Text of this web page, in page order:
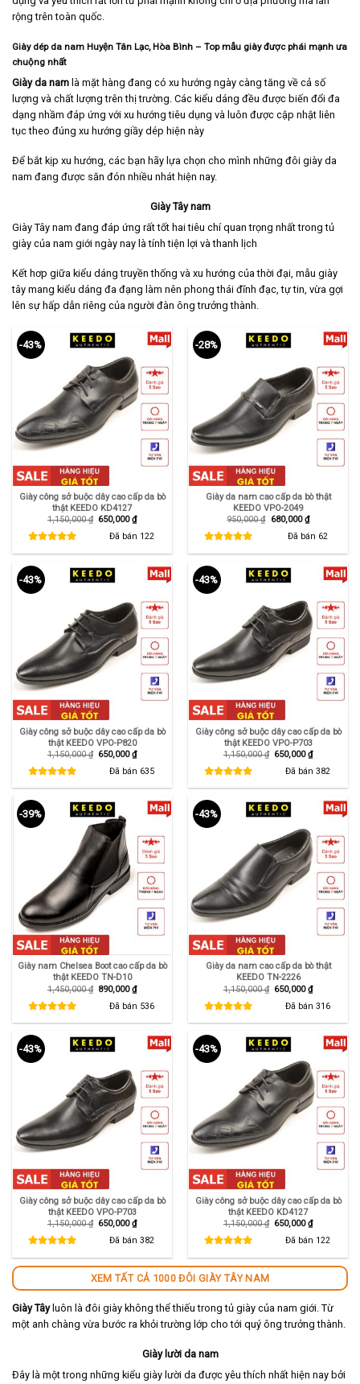
rộng trên toàn quốc.
Giày dép da nam Huyện Tân Lạc, Hòa Bình – Top mẫu giày được phái mạnh ưa
chuộng nhất
Giày da nam là mặt hàng đang có xu hướng ngày càng tăng về cả số
lượng và chất lượng trên thị trường. Các kiểu dáng đều được biến đổi đa
dạng nhầm đáp ứng với xu hướng tiêu dụng và luôn được cập nhật liên
tục theo đúng xu hướng giầy dép hiện này
Để bắt kịp xu hướng, các bạn hãy lựa chọn cho mình những đôi giày da
nam đang được săn đón nhiều nhát hiện nay.
Giày Tây nam
Giày Tây nam đang đáp ứng rất tốt hai tiêu chí quan trọng nhất trong tủ
giày của nam giới ngày nay là tính tiện lợi và thanh lịch
Kết hơp giữa kiểu dáng truyền thống và xu hướng của thời đại, mẫu giày
tây mang kiểu dáng đa đạng làm nên phong thái đĩnh đạc, tự tin, vừa gợi
lên sự hấp dẫn riêng của người đàn ông trưởng thành.
-43%
Giày công sở buộc dây cao cấp da bò
thật KEEDO KD4127
1,150,000₫ Giá
650,000₫Giá
hiện
tại
Đã bán 122
-28%
Giày da nam cao cấp da bò thật
KEEDO VPO-2049
950,000₫ Giá
680,000₫Giá
hiện
tại
Đã bán 62
-43%
Giày công sở buộc dây cao cấp da bò
thật KEEDO VPO-P820
1,150,000₫ Giá
1,150,000 ₫.
650,000₫Giá
hiện
tại
là:
650,000 ₫.
Đã bán 635
-43%
Giày công sở buộc dây cao cấp da bò
thật KEEDO VPO-P703
1,150,000₫ Giá
1,150,000 ₫.
650,000₫Giá
hiện
tại
là:
650,000 ₫.
Đã bán 382
-39%
Giày nam Chelsea Boot cao cấp da bò
thật KEEDO TN-D10
1,450,000₫ Giá
1,450,000 ₫.
890,000₫Giá
hiện
tại
là:
Đã bán 536
-43%
Giày da nam cao cấp da bò thật
KEEDO TN-2226
1,150,000₫ Giá
1,150,000 ₫.
650,000₫Giá
hiện
tại
là:
Đã bán 316
-43%
Giày công sở buộc dây cao cấp da bò
thật KEEDO VPO-P703
1,150,000₫ Giá
650,000₫Giá
hiện
tại
Đã bán 382
-43%
Giày công sở buộc dây cao cấp da bò
thật KEEDO KD4127
1,150,000₫ Giá
650,000₫Giá
hiện
tại
Đã bán 122
XEM TẤT CẢ 1000 ĐÔI GIÀY TÂY NAM
Giày Tâyluôn là đôi giày không thể thiếu trong tủ giày của nam giới. Từ
một anh chàng vừa bước ra khỏi trường lớp cho tới quý ông trưởng thành.
Giày lười da nam
Đây là một trong những kiểu giày lười da được yêu thích nhất hiện nay bởi